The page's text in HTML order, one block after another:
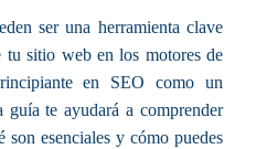
ser una herramienta clave
sitio web en los motores de
en SEO como un
guía te ayudará a comprender
son esenciales y cómo puedes